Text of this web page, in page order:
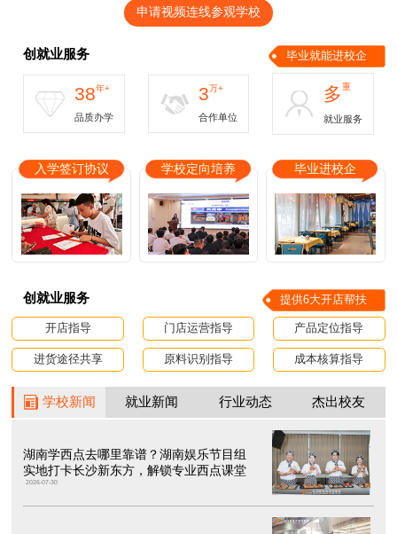
申请视频连线参观学校
创就业服务 毕业就能进校企
38年+
品质办学
3万+
合作单位
多重
就业服务
入学签订协议 学校定向培养 毕业进校企
创就业服务 提供6大开店帮扶
开店指导 门店运营指导 产品定位指导
进货途径共享 原料识别指导 成本核算指导
学校新闻 就业新闻 行业动态 杰出校友
湖南学西点去哪里靠谱？湖南娱乐节目组
实地打卡长沙新东方，解锁专业西点课堂
2026-07-30